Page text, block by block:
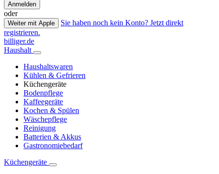
Anmelden
oder
Weiter mit Apple
Sie haben noch kein Konto? Jetzt direkt
registrieren.
billiger.de
Haushalt
Haushaltswaren
Kühlen & Gefrieren
Küchengeräte
Bodenpflege
Kaffeegeräte
Kochen & Spülen
Wäschepflege
Reinigung
Batterien & Akkus
Gastronomiebedarf
Küchengeräte